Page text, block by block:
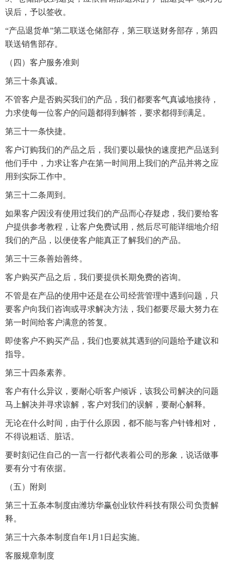
误后，予以签收。
“产品退货单”第二联送仓储部存，第三联送财务部存，第四
联送销售部存。
（四）客户服务准则
第三十条真诚。
不管客户是否购买我们的产品，我们都要客气真诚地接待，
力求使每一位客户的问题都得到解答，要求都得到满足。
第三十一条快捷。
客户订购我们的产品之后，我们要以最快的速度把产品送到
他们手中，力求让客户在第一时间用上我们的产品并将之应
用到实际工作中。
第三十二条周到。
如果客户因没有使用过我们的产品而心存疑虑，我们要给客
户提供参考教程，让客户免费试用，然后尽可能详细地介绍
我们的产品，以便使客户能真正了解我们的产品。
第三十三条善始善终。
客户购买产品之后，我们要提供长期免费的咨询。
不管是在产品的使用中还是在公司经营管理中遇到问题，只
要客户向我们咨询或寻求解决方法，我们都要尽最大努力在
第一时间给客户满意的答复。
即使客户不购买产品，我们也要就其遇到的问题给予建议和
指导。
第三十四条素养。
客户有什么异议，要耐心听客户倾诉，该我公司解决的问题
马上解决并寻求谅解，客户对我们的误解，要耐心解释。
无论在什么时间，由于什么原因，都不能与客户针锋相对，
不得说粗话、脏话。
要时刻记住自己的一言一行都代表着公司的形象，说话做事
要有分寸有依据。
（五）附则
第三十五条本制度由潍坊华赢创业软件科技有限公司负责解
释。
第三十六条本制度自年1月1日起实施。
客服规章制度